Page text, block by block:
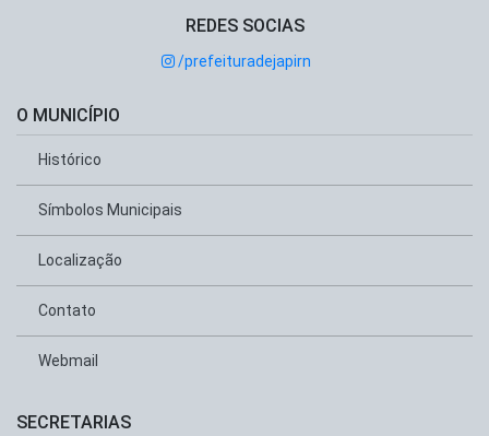
REDES SOCIAS
/prefeituradejapirn
O MUNICÍPIO
Histórico
Símbolos Municipais
Localização
Contato
Webmail
SECRETARIAS